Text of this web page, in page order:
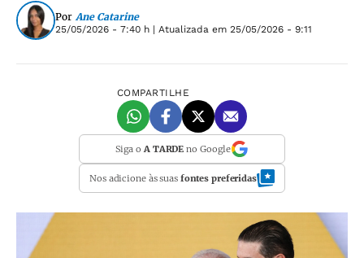
Por Ane Catarine
25/05/2026 - 7:40 h | Atualizada em 25/05/2026 - 9:11
COMPARTILHE
Siga oA TARDE no Google
Nos adicione às suas fontes preferidas